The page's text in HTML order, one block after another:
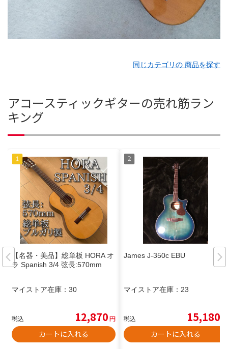
同じカテゴリの 商品を探す
アコースティックギターの売れ筋ラン
キング
【名器・美品】総単板 HORA オ
ラ Spanish 3/4 弦長:570mm
マイストア在庫： 30
税込 12,870円
カートに入れる
James J-350c EBU
マイストア在庫： 23
税込 15,180
カートに入れる